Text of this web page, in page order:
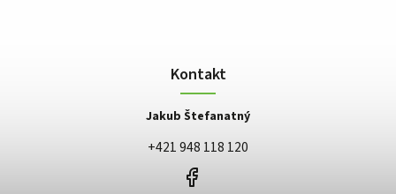
Kontakt
Jakub Štefanatný
+421 948 118 120